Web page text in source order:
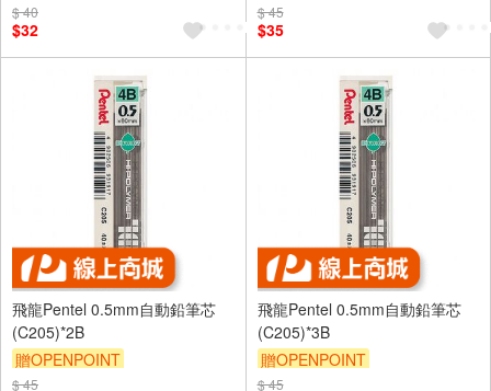
$ 40
$32
$ 45
$35
飛龍Pentel 0.5mm自動鉛筆芯
(C205)*2B
贈OPENPOINT
$ 45
飛龍Pentel 0.5mm自動鉛筆芯
(C205)*3B
贈OPENPOINT
$ 45